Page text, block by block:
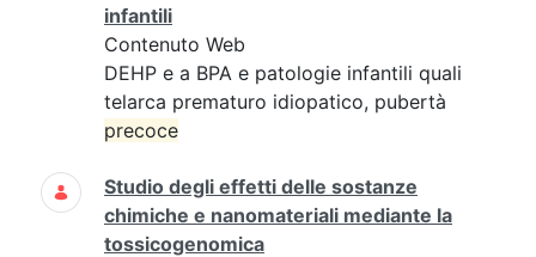
infantili
Contenuto Web
DEHP e a BPA e patologie infantili quali
telarca prematuro idiopatico, pubertà
precoce
Studio degli effetti delle sostanze
chimiche e nanomateriali mediante la
tossicogenomica